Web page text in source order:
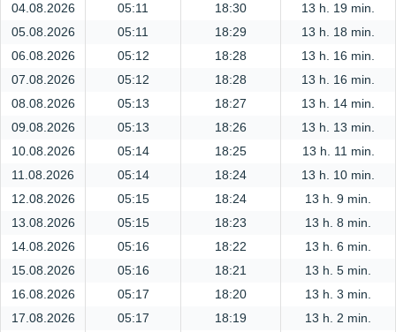
04.08.2026
05:11 18:30
13 h. 19 min.
05.08.2026
05:11 18:29
13 h. 18 min.
06.08.2026
05:12 18:28
13 h. 16 min.
07.08.2026
05:12 18:28
13 h. 16 min.
08.08.2026
05:13 18:27
13 h. 14 min.
09.08.2026
05:13 18:26
13 h. 13 min.
10.08.2026
05:14 18:25
13 h. 11 min.
11.08.2026
05:14 18:24
13 h. 10 min.
12.08.2026
05:15 18:24
13 h. 9 min.
13.08.2026
05:15 18:23
13 h. 8 min.
14.08.2026
05:16 18:22
13 h. 6 min.
15.08.2026
05:16 18:21
13 h. 5 min.
16.08.2026
05:17 18:20
13 h. 3 min.
17.08.2026
05:17 18:19
13 h. 2 min.